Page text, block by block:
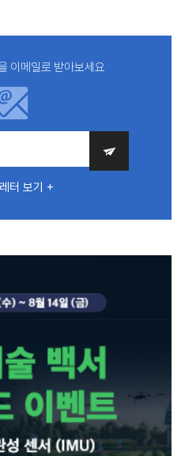
이메일로 받아보세요
터 보기 +